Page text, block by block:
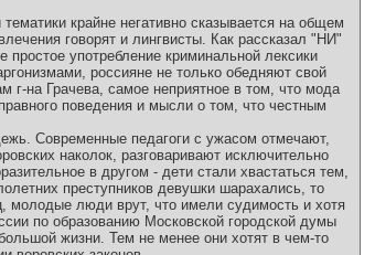
крайне негативно сказывается на общем
говорят и лингвисты. Как рассказал "НИ"
употребление криминальной лексики
россияне не только обедняют свой
г-на Грачева, самое неприятное в том, что мода
поведения и мысли о том, что честным
Современные педагоги с ужасом отмечают,
наколок, разговаривают исключительно
в другом - дети стали хвастаться тем,
преступников девушки шарахались, то
молодые люди врут, что имели судимость и хотя
по образованию Московской городской думы
жизни. Тем не менее они хотят в чем-то